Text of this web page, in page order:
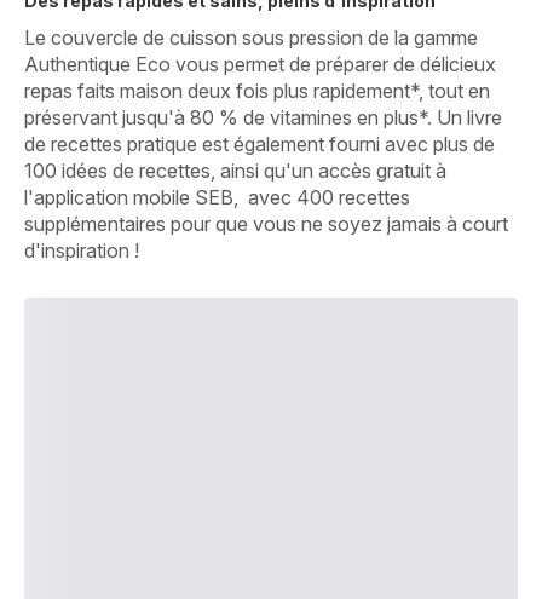
Le couvercle de cuisson sous pression de la gamme
Authentique Eco vous permet de préparer de délicieux
repas faits maison deux fois plus rapidement*, tout en
préservant jusqu'à 80 % de vitamines en plus*. Un livre
de recettes pratique est également fourni avec plus de
100 idées de recettes, ainsi qu'un accès gratuit à
l'application mobile SEB, avec 400 recettes
supplémentaires pour que vous ne soyez jamais à court
d'inspiration !